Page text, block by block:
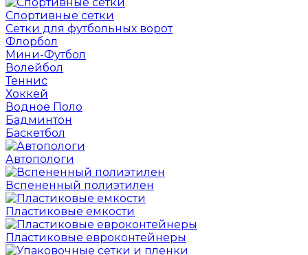
Спортивные сетки
Сетки для футбольных ворот
Флорбол
Мини-Футбол
Волейбол
Теннис
Хоккей
Водное Поло
Бадминтон
Баскетбол
Автопологи
Вспененный полиэтилен
Пластиковые емкости
Пластиковые евроконтейнеры